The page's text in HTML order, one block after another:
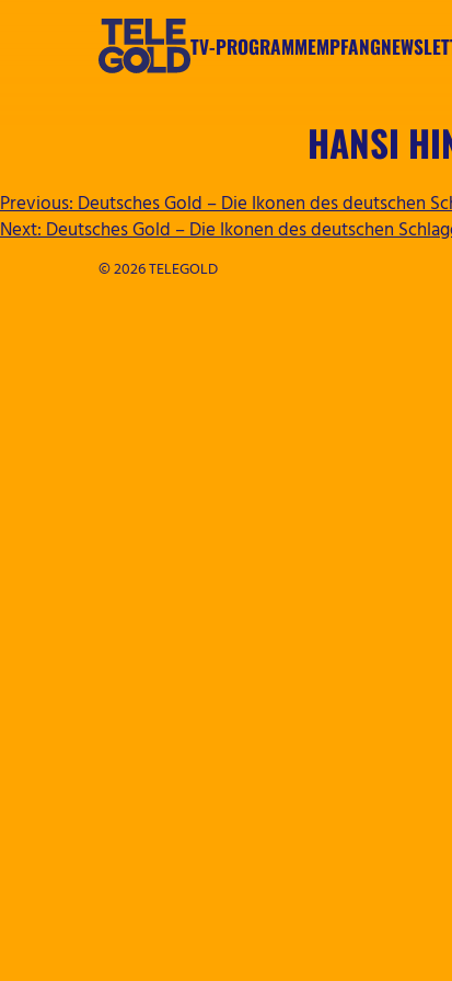
TV-PROGRAMMEMPFANG
HANSI
BEITRAGSNAVIGATION
Previous:Deutsches Gold – Die Ikonen des deutschen
Next:Deutsches Gold – Die Ikonen des deutschen
© 2026 TELEGOLD